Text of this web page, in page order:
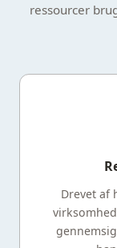
ressourcer
Drevet af